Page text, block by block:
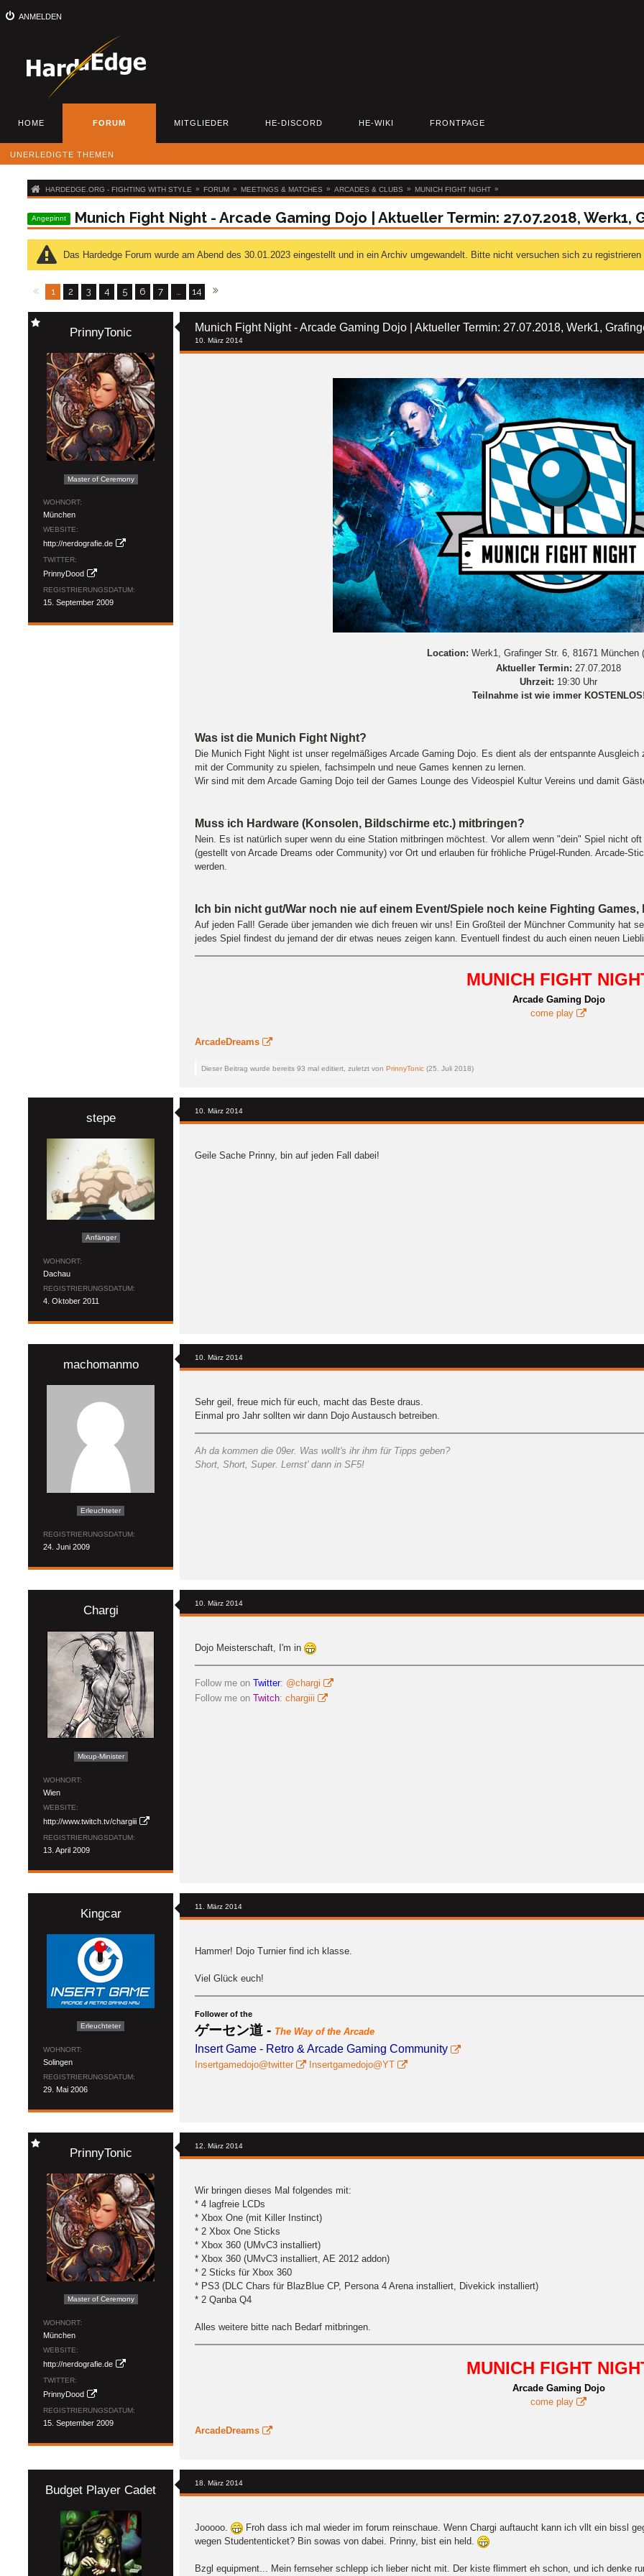
ANMELDEN
HOME FORUM MITGLIEDER HE-DISCORD HE-WIKI FRONTPAGE
UNERLEDIGTE THEMEN
HARDEDGE.ORG - FIGHTING WITH STYLE » FORUM » MEETINGS & MATCHES » ARCADES & CLUBS » MUNICH FIGHT NIGHT »
Angepinnt Munich Fight Night - Arcade Gaming Dojo | Aktueller Termin: 27.07.2018, Werk1,
Das Hardedge Forum wurde am Abend des 30.01.2023 eingestellt und in ein Archiv umgewandelt. Bitte nicht versuchen sich zu registrieren
1 2 3 4 5 6 7 … 14
PrinnyTonic
Master of Ceremony
WOHNORT
München
WEBSITE
http://nerdografie.de
TWITTER
PrinnyDood
REGISTRIERUNGSDATUM
15. September 2009
Munich Fight Night - Arcade Gaming Dojo | Aktueller Termin: 27.07.2018, Werk1,
10. März 2014
Location: Werk1, Grafinger Str. 6, 81671 München (
Aktueller Termin: 27.07.2018
Uhrzeit: 19:30 Uhr
Teilnahme ist wie immer
Was ist die Munich Fight Night?
Die Munich Fight Night ist unser regelmäßiges Arcade Gaming Dojo. Es dient als der entspannte
mit der Community zu spielen, fachsimpeln und neue Games kennen zu lernen.
Wir sind mit dem Arcade Gaming Dojo teil der Games Lounge des Videospiel Kultur Vereins und damit
Muss ich Hardware (Konsolen, Bildschirme etc.) mitbringen?
Nein. Es ist natürlich super wenn du eine Station mitbringen möchtest. Vor allem wenn "dein" Spiel nicht
(gestellt von Arcade Dreams oder Community) vor Ort und erlauben für fröhliche Prügel-Runden. Arcade-
werden.
Ich bin nicht gut/War noch nie auf einem Event/Spiele noch keine Fighting
Auf jeden Fall! Gerade über jemanden wie dich freuen wir uns! Ein Großteil der Münchner Community hat
jedes Spiel findest du jemand der dir etwas neues zeigen kann. Eventuell findest du auch einen neuen
MUNICH FIGHT
Arcade Gaming Dojo
come play
ArcadeDreams
Dieser Beitrag wurde bereits 93 mal editiert, zuletzt von PrinnyTonic (25. Juli 2018)
stepe
Anfänger
WOHNORT
Dachau
REGISTRIERUNGSDATUM
4. Oktober 2011
10. März 2014
Geile Sache Prinny, bin auf jeden Fall dabei!
machomanmo
Erleuchteter
REGISTRIERUNGSDATUM
24. Juni 2009
10. März 2014
Sehr geil, freue mich für euch, macht das Beste draus.
Einmal pro Jahr sollten wir dann Dojo Austausch betreiben.
Ah da kommen die 09er. Was wollt's ihr ihm für Tipps geben?
Short, Short, Super. Lernst' dann in SF5!
Chargi
Mixup-Minister
WOHNORT
Wien
WEBSITE
http://www.twitch.tv/chargiii
REGISTRIERUNGSDATUM
13. April 2009
10. März 2014
Dojo Meisterschaft, I'm in
Follow me on Twitter: @chargi
Follow me on Twitch: chargiii
Kingcar
Erleuchteter
WOHNORT
Solingen
REGISTRIERUNGSDATUM
29. Mai 2006
11. März 2014
Hammer! Dojo Turnier find ich klasse.
Viel Glück euch!
Follower of the
ゲーセン道 - The Way of the Arcade
Insert Game - Retro & Arcade Gaming Community
Insertgamedojo@twitter Insertgamedojo@YT
PrinnyTonic
Master of Ceremony
WOHNORT
München
WEBSITE
http://nerdografie.de
TWITTER
PrinnyDood
REGISTRIERUNGSDATUM
15. September 2009
12. März 2014
Wir bringen dieses Mal folgendes mit:
* 4 lagfreie LCDs
* Xbox One (mit Killer Instinct)
* 2 Xbox One Sticks
* Xbox 360 (UMvC3 installiert)
* Xbox 360 (UMvC3 installiert, AE 2012 addon)
* 2 Sticks für Xbox 360
* PS3 (DLC Chars für BlazBlue CP, Persona 4 Arena installiert, Divekick installiert)
* 2 Qanba Q4
Alles weitere bitte nach Bedarf mitbringen.
MUNICH FIGHT
Arcade Gaming Dojo
come play
ArcadeDreams
Budget Player Cadet
18. März 2014
Jooooo.
Froh dass ich mal wieder im forum reinschaue. Wenn Chargi auftaucht kann ich vllt ein bissl
wegen Studententicket? Bin sowas von dabei. Prinny, bist ein held.
Bzgl equipment... Mein fernseher schlepp ich lieber nicht mit. Der kiste flimmert eh schon, und ich denke